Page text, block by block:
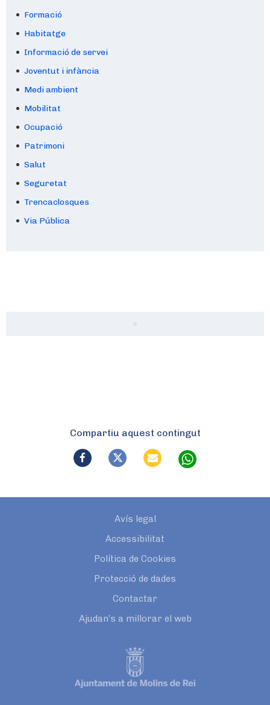
Formació
Habitatge
Informació de servei
Joventut i infància
Medi ambient
Mobilitat
Ocupació
Patrimoni
Salut
Seguretat
Trencaclosques
Via Pública
Compartiu aquest contingut
Avís legal
Accessibilitat
Política de Cookies
Protecció de dades
Contactar
Ajudan’s a millorar el web